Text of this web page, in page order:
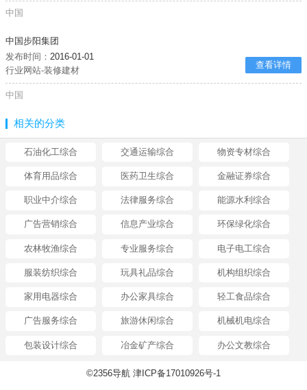
中国
中国步阳集团
发布时间： 2016-01-01
行业网站-装修建材
查看详情
中国
相关的分类
石油化工综合 交通运输综合 物资专材综合
体育用品综合 医药卫生综合 金融证券综合
职业中介综合 法律服务综合 能源水利综合
广告营销综合 信息产业综合 环保绿化综合
农林牧渔综合 专业服务综合 电子电工综合
服装纺织综合 玩具礼品综合 机构组织综合
家用电器综合 办公家具综合 轻工食品综合
广告服务综合 旅游休闲综合 机械机电综合
包装设计综合 冶金矿产综合 办公文教综合
©2356导航 津ICP备17010926号-1